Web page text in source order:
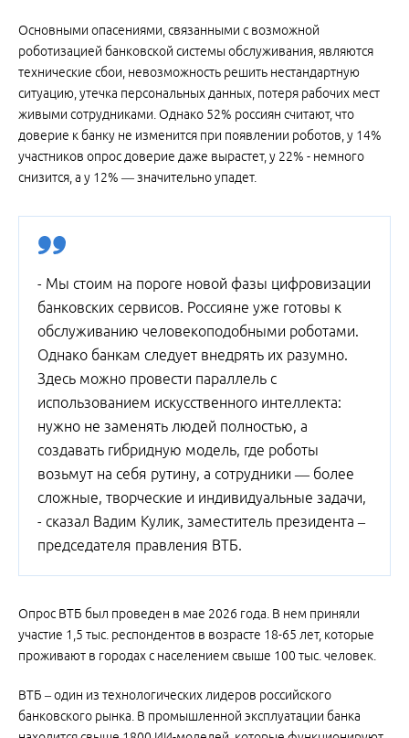
Основными опасениями, связанными с возможной
роботизацией банковской системы обслуживания, являются
технические сбои, невозможность решить нестандартную
ситуацию, утечка персональных данных, потеря рабочих мест
живыми сотрудниками. Однако 52% россиян считают, что
доверие к банку не изменится при появлении роботов, у 14%
участников опрос доверие даже вырастет, у 22% - немного
снизится, а у 12% — значительно упадет.
- Мы стоим на пороге новой фазы цифровизации
банковских сервисов. Россияне уже готовы к
обслуживанию человекоподобными роботами.
Однако банкам следует внедрять их разумно.
Здесь можно провести параллель с
использованием искусственного интеллекта:
нужно не заменять людей полностью, а
создавать гибридную модель, где роботы
возьмут на себя рутину, а сотрудники — более
сложные, творческие и индивидуальные задачи,
- сказал Вадим Кулик, заместитель президента –
председателя правления ВТБ.
Опрос ВТБ был проведен в мае 2026 года. В нем приняли
участие 1,5 тыс. респондентов в возрасте 18-65 лет, которые
проживают в городах с населением свыше 100 тыс. человек.
ВТБ – один из технологических лидеров российского
банковского рынка. В промышленной эксплуатации банка